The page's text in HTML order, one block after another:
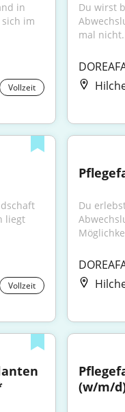
in
im
Vollzeit
Du wirst
mal
liegt
Vollzeit
Du
(w/m/